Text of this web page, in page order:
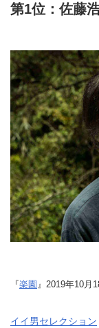
第1位：佐藤
『楽園 』2019年10月
イイ男セレクション